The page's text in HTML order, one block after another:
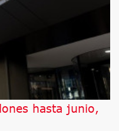
hasta junio,